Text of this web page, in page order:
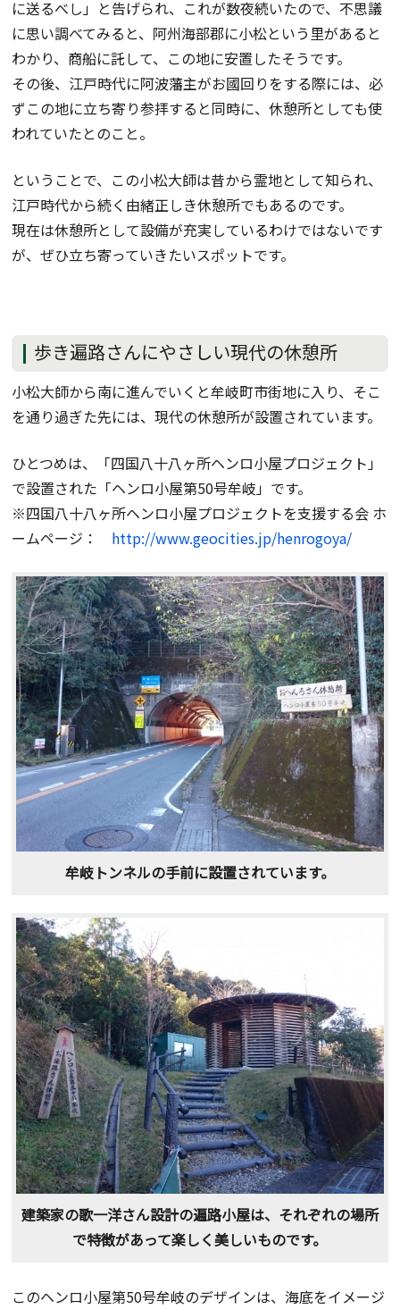
に送るべし」と告げられ、これが数夜続いたので、不思議
に思い調べてみると、阿州海部郡に小松という里があると
わかり、商船に託して、この地に安置したそうです。
その後、江戸時代に阿波藩主がお國回りをする際には、必
ずこの地に立ち寄り参拝すると同時に、休憩所としても使
われていたとのこと。
ということで、この小松大師は昔から霊地として知られ、
江戸時代から続く由緒正しき休憩所でもあるのです。
現在は休憩所として設備が充実しているわけではないです
が、ぜひ立ち寄っていきたいスポットです。
歩き遍路さんにやさしい現代の休憩所
小松大師から南に進んでいくと牟岐町市街地に入り、そこ
を通り過ぎた先には、現代の休憩所が設置されています。
ひとつめは、「四国八十八ヶ所ヘンロ小屋プロジェクト」
で設置された「ヘンロ小屋第50号牟岐」です。
※四国八十八ヶ所ヘンロ小屋プロジェクトを支援する会 ホ
ームページ： http://www.geocities.jp/henrogoya/
牟岐トンネルの手前に設置されています。
建築家の歌一洋さん設計の遍路小屋は、それぞれの場所
で特徴があって楽しく美しいものです。
このヘンロ小屋第50号牟岐のデザインは、海底をイメージ